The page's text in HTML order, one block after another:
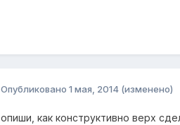
Опубликовано 1 мая, 2014 (изменено)
опиши, как конструктивно верх